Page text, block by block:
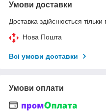
Умови доставки
Доставка здійснюється тільки
Нова Пошта
Всі умови доставки
Умови оплати